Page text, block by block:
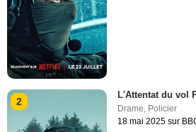
2
L'Attentat du vol
Drame, Policier
18 mai 2025 sur